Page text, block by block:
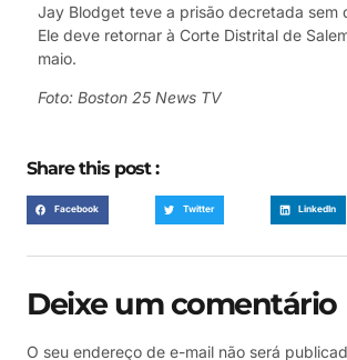
Jay Blodget teve a prisão decretada sem
Ele deve retornar à Corte Distrital de
maio.
Foto: Boston 25 News TV
Share this post :
Facebook Twitter LinkedIn
Deixe um comentário
O seu endereço de e-mail não será